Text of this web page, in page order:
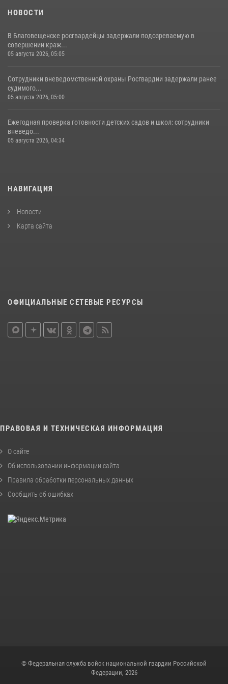
НОВОСТИ
В Благовещенске росгвардейцы задержали подозреваемую в
совершении краж...
05 августа 2026, 05:05
Сотрудники вневедомственной охраны Росгвардии задержали ранее
судимого...
05 августа 2026, 05:00
Ежегодная проверка готовности детских садов и школ: сотрудники
вневедо...
05 августа 2026, 04:34
НАВИГАЦИЯ
Новости
Карта сайта
ОФИЦИАЛЬНЫЕ СЕТЕВЫЕ РЕСУРСЫ
ПРАВОВАЯ И ТЕХНИЧЕСКАЯ ИНФОРМАЦИЯ
О сайте
Об использовании информации сайта
Правила обработки персональных данных
Сообщить об ошибках
© Федеральная служба войск национальной гвардии Российской
Федерации, 2026